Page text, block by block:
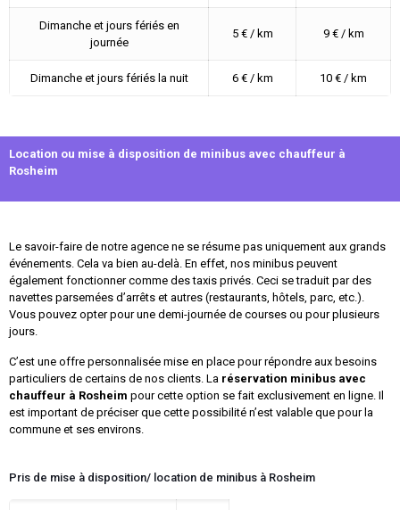
Dimanche et jours fériés en
journée
5 € / km 9 € / km
Dimanche et jours fériés la nuit 6 € / km 10 € / km
Location ou mise à disposition de minibus avec chauffeur à
Rosheim
Le savoir-faire de notre agence ne se résume pas uniquement aux grands
événements. Cela va bien au-delà. En effet, nos minibus peuvent
également fonctionner comme des taxis privés. Ceci se traduit par des
navettes parsemées d’arrêts et autres (restaurants, hôtels, parc, etc.).
Vous pouvez opter pour une demi-journée de courses ou pour plusieurs
jours.
C’est une offre personnalisée mise en place pour répondre aux besoins
particuliers de certains de nos clients. La réservation minibus avec
chauffeur à Rosheim pour cette option se fait exclusivement en ligne. Il
est important de préciser que cette possibilité n’est valable que pour la
commune et ses environs.
Pris de mise à disposition/ location de minibus à Rosheim